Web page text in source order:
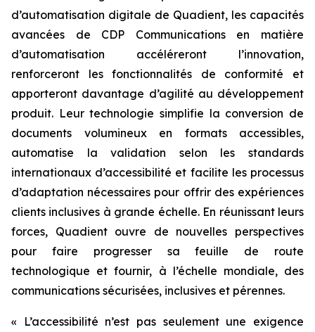
d’automatisation digitale de Quadient, les capacités
avancées de CDP Communications en matière
d’automatisation accéléreront l’innovation,
renforceront les fonctionnalités de conformité et
apporteront davantage d’agilité au développement
produit. Leur technologie simplifie la conversion de
documents volumineux en formats accessibles,
automatise la validation selon les standards
internationaux d’accessibilité et facilite les processus
d’adaptation nécessaires pour offrir des expériences
clients inclusives à grande échelle. En réunissant leurs
forces, Quadient ouvre de nouvelles perspectives
pour faire progresser sa feuille de route
technologique et fournir, à l’échelle mondiale, des
communications sécurisées, inclusives et pérennes.
« L’accessibilité n’est pas seulement une exigence